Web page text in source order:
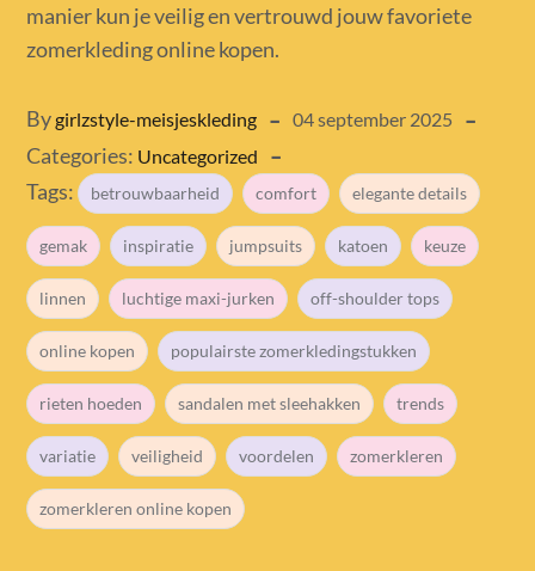
manier kun je veilig en vertrouwd jouw favoriete
zomerkleding online kopen.
Bygirlzstyle-meisjeskleding
Posted
04 september 2025
Categories: Uncategorized
Tags: betrouwbaarheid comfort elegante details
gemak inspiratie jumpsuits katoen keuze
linnen luchtige maxi-jurken off-shoulder tops
online kopen populairste zomerkledingstukken
rieten hoeden sandalen met sleehakken trends
variatie veiligheid voordelen zomerkleren
zomerkleren online kopen